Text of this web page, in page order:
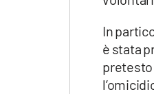
In
è stata
pretesto